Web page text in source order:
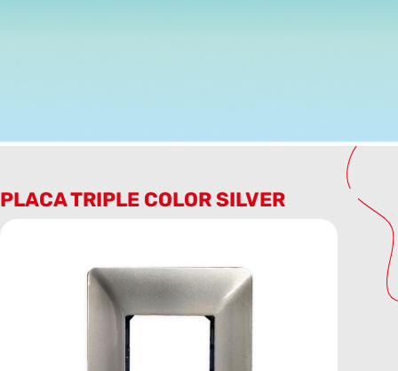
PLACA TRIPLE COLOR SILVER